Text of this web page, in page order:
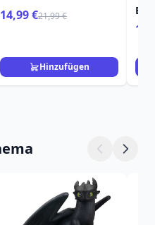
14,99 €21,99 €
Hinzufügen